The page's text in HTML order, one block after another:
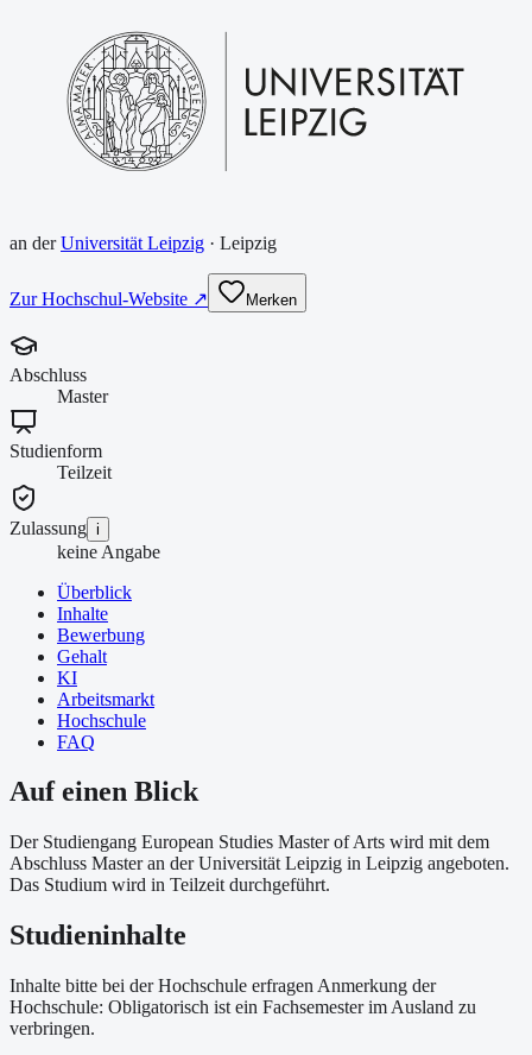
an derUniversität Leipzig · Leipzig
Zur Hochschul-Website ↗ Merken
Abschluss
Master
Studienform
Teilzeit
Zulassung i
keine Angabe
Überblick
Inhalte
Bewerbung
Gehalt
KI
Arbeitsmarkt
Hochschule
FAQ
Auf einen Blick
Der Studiengang European Studies Master of Arts wird mit dem
Abschluss Master an der Universität Leipzig in Leipzig angeboten.
Das Studium wird in Teilzeit durchgeführt.
Studieninhalte
Inhalte bitte bei der Hochschule erfragen Anmerkung der
Hochschule: Obligatorisch ist ein Fachsemester im Ausland zu
verbringen.